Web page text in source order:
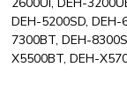
DEH-5200SD, DEH-
7300BT, DEH-
X5500BT, DEH-